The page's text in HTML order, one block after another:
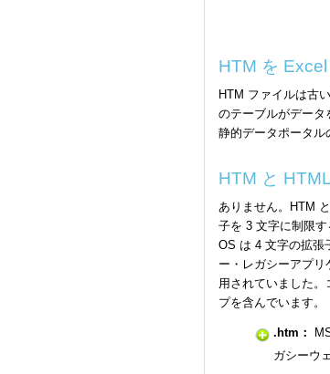
HTM を
HTM ファイルは古
のテーブルがデータ
静的データポータル
HTM と
ありません。HTM
子を 3 文字に制限
OS は 4 文字の拡張
ー・レガシーアプ
用されていました
プを含んでいます。
.htm：
ガシーウ